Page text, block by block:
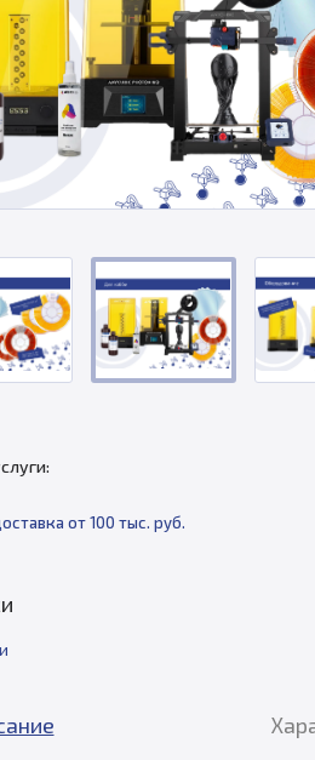
от 100 тыс. руб.